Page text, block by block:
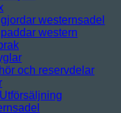
westernsadel
western
och reservdelar